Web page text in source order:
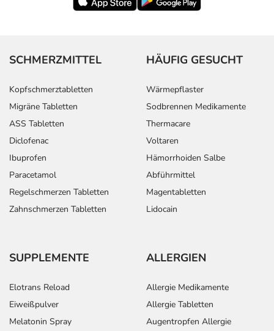
SCHMERZMITTEL
Kopfschmerztabletten
Migräne Tabletten
ASS Tabletten
Diclofenac
Ibuprofen
Paracetamol
Regelschmerzen Tabletten
Zahnschmerzen Tabletten
HÄUFIG GESUCHT
Wärmepflaster
Sodbrennen Medikamente
Thermacare
Voltaren
Hämorrhoiden Salbe
Abführmittel
Magentabletten
Lidocain
SUPPLEMENTE
Elotrans Reload
Eiweißpulver
Melatonin Spray
ALLERGIEN
Allergie Medikamente
Allergie Tabletten
Augentropfen Allergie